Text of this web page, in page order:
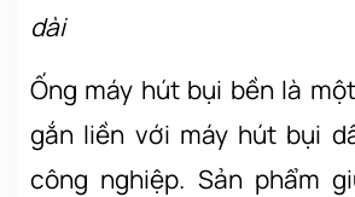
dài
Ống máy hút bụi bền là
gắn liền với máy hút bụi
công nghiệp. Sản phẩm